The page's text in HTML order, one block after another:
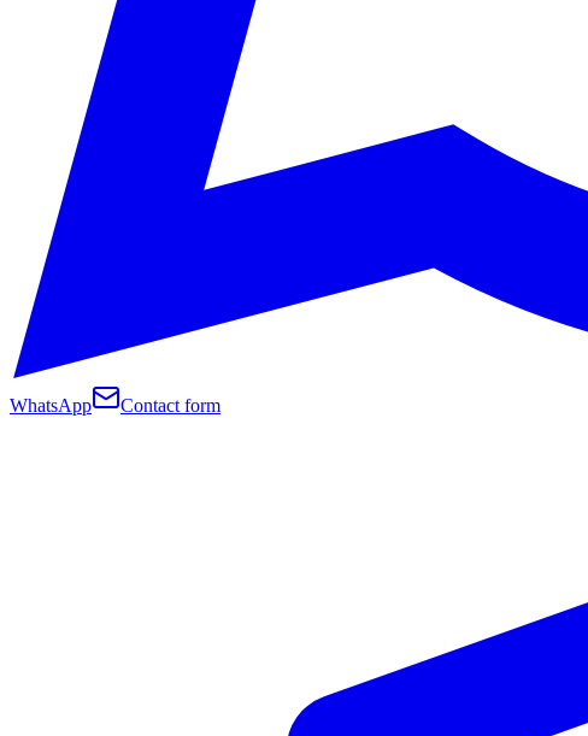
WhatsApp Contact form